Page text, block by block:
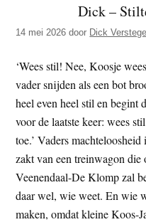
z
e
s
i
t
e
e
d
e
z
e
s
i
t
e
Dick –
14 mei 2026 door Dick
‘Wees stil! Nee, Koosje
vader snijden als een bot
heel even heel stil en begint
voor de laatste keer: wees
toe.’ Vaders
zakt van een treinwagon die
Veenendaal-De Klomp zal
daar wel, wie weet. En wie
maken, omdat kleine Koos-